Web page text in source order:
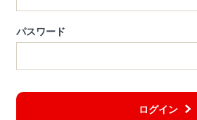
パスワード
ログイン